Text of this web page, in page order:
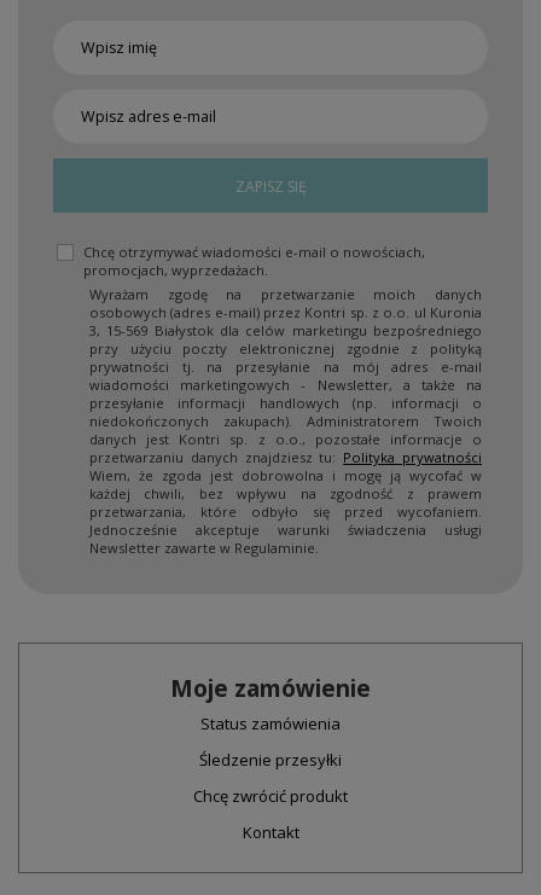
ZAPISZ SIĘ
Chcę otrzymywać wiadomości e-mail o nowościach,
promocjach, wyprzedażach.
Wyrażam zgodę na przetwarzanie moich danych
osobowych (adres e-mail) przez Kontri sp. z o.o. ul Kuronia
3, 15-569 Białystok dla celów marketingu bezpośredniego
przy użyciu poczty elektronicznej zgodnie z polityką
prywatności tj. na przesyłanie na mój adres e-mail
wiadomości marketingowych - Newsletter, a także na
przesyłanie informacji handlowych (np. informacji o
niedokończonych zakupach). Administratorem Twoich
danych jest Kontri sp. z o.o., pozostałe informacje o
przetwarzaniu danych znajdziesz tu: Polityka prywatności
Wiem, że zgoda jest dobrowolna i mogę ją wycofać w
każdej chwili, bez wpływu na zgodność z prawem
przetwarzania, które odbyło się przed wycofaniem.
Jednocześnie akceptuje warunki świadczenia usługi
Newsletter zawarte w Regulaminie.
Moje zamówienie
Status zamówienia
Śledzenie przesyłki
Chcę zwrócić produkt
Kontakt